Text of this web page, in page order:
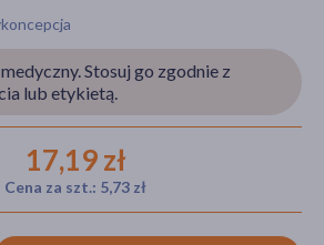
Stosuj go zgodnie z
lub etykietą.
17,19 zł
Cena za szt.: 5,73 zł